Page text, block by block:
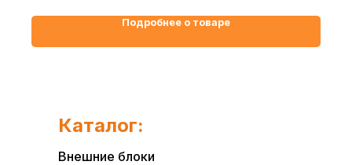
Подробнее о товаре
Внешние блоки
Каталог: